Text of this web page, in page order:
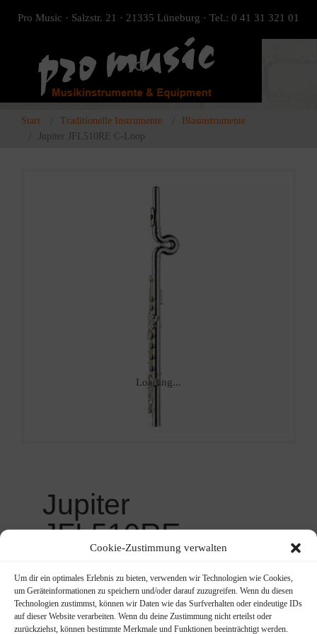
Cookie-Zustimmung verwalten
Um dir ein optimales Erlebnis zu bieten, verwenden wir Technologien wie Cookies,
um Geräteinformationen zu speichern und/oder darauf zuzugreifen. Wenn du diesen
Technologien zustimmst, können wir Daten wie das Surfverhalten oder eindeutige IDs
auf dieser Website verarbeiten. Wenn du deine Zustimmung nicht erteilst oder
zurückziehst, können bestimmte Merkmale und Funktionen beeinträchtigt werden.
Pro Music · Salzstr. 21 · 21335 Lüneburg · Tel.: 0 41 31 321 01
Start Traditionelle Instrumente
Blasinstrumente
Jupiter JFL510RE C-Loop
Loading...
Jupiter
JFL510RE
Ursprünglicher
Preis
war:
429,00€Aktueller
Preis
ist:
629,00€
Querflöte Neusilber versilbert,